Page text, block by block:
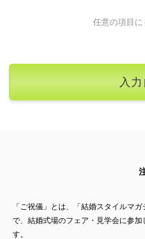
任意の項目
「ご祝儀」とは、「結婚スタイルマ
で、結婚式場のフェア・見学会に参
す。